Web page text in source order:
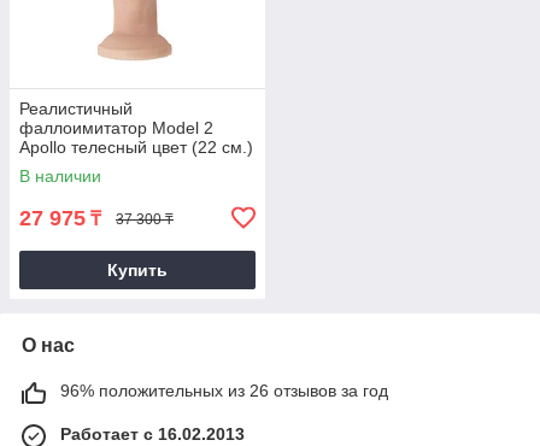
Реалистичный
фаллоимитатор Model 2
Apollo телесный цвет (22 см.)
В наличии
27 975 ₸ 37 300 ₸
Купить
О нас
96% положительных из 26 отзывов за год
Работает с 16.02.2013